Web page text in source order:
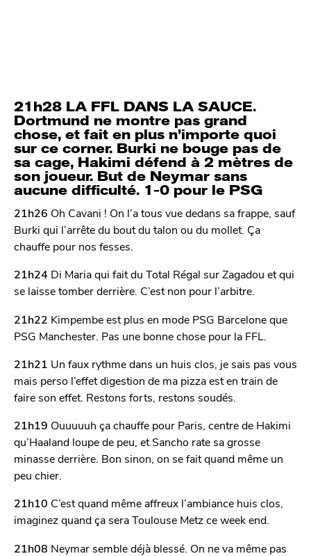
21h28 LA FFL DANS LA SAUCE.
Dortmund ne montre pas grand
chose, et fait en plus n’importe quoi
sur ce corner. Burki ne bouge pas de
sa cage, Hakimi défend à 2 mètres de
son joueur. But de Neymar sans
aucune difficulté. 1-0 pour le PSG
21h26 Oh Cavani ! On l’a tous vue dedans sa frappe, sauf
Burki qui l’arrête du bout du talon ou du mollet. Ça
chauffe pour nos fesses.
21h24 Di Maria qui fait du Total Régal sur Zagadou et qui
se laisse tomber derrière. C’est non pour l’arbitre.
21h22 Kimpembe est plus en mode PSG Barcelone que
PSG Manchester. Pas une bonne chose pour la FFL.
21h21 Un faux rythme dans un huis clos, je sais pas vous
mais perso l’effet digestion de ma pizza est en train de
faire son effet. Restons forts, restons soudés.
21h19 Ouuuuuh ça chauffe pour Paris, centre de Hakimi
qu’Haaland loupe de peu, et Sancho rate sa grosse
minasse derrière. Bon sinon, on se fait quand même un
peu chier.
21h10 C’est quand même affreux l’ambiance huis clos,
imaginez quand ça sera Toulouse Metz ce week end.
21h08 Neymar semble déjà blessé. On ne va même pas